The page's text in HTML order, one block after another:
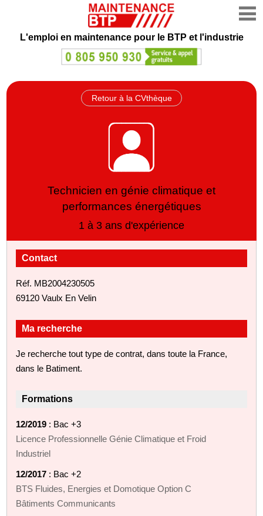
L'emploi en maintenance pour le BTP et l'industrie
Retour à la CVthèque
Technicien en génie climatique et
performances énergétiques
1 à 3 ans d'expérience
Contact
Réf. MB2004230505
69120 Vaulx En Velin
Ma recherche
Je recherche tout type de contrat, dans toute la France,
dans le Batiment.
Formations
12/2019 : Bac +3
Licence Professionnelle Génie Climatique et Froid
Industriel
12/2017 : Bac +2
BTS Fluides, Energies et Domotique Option C
Bâtiments Communicants